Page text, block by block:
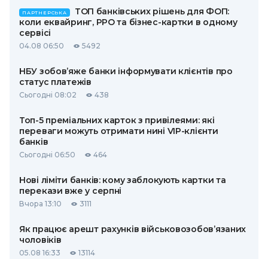
ПАРТНЕРСЬКА
ТОП банківських рішень для ФОП:
коли еквайринг, РРО та бізнес-картки в одному
сервісі
04.08 06:50 5492
НБУ зобов’яже банки інформувати клієнтів про
статус платежів
Сьогодні 08:02 438
Топ-5 преміальних карток з привілеями: які
переваги можуть отримати нині VIP-клієнти
банків
Сьогодні 06:50 464
Нові ліміти банків: кому заблокують картки та
перекази вже у серпні
Вчора 13:10 3111
Як працює арешт рахунків військовозобов’язаних
чоловіків
05.08 16:33 13114